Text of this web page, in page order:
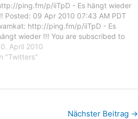
ping.fm/p/iiTpD - Es hängt wieder
Posted: 09 Apr 2010 07:43 AM PDT
http://ping.fm/p/iiTpD - Es
wieder !!! You are subscribed to
updates from Twitter / wamkat To
receiving these emails, you may
April 2010
"Twitters"
Nächster Beitrag →